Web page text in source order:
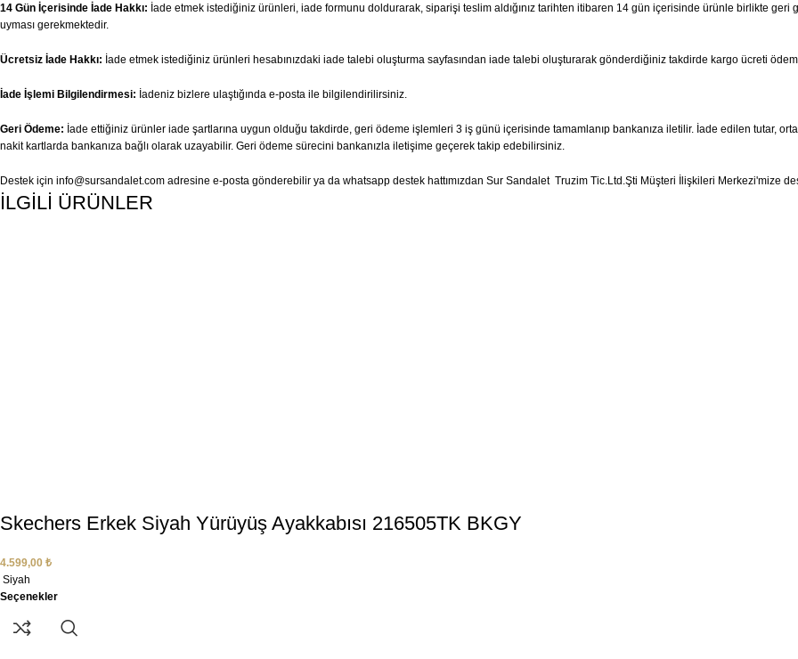
14 Gün İçerisinde İade Hakkı: İade etmek istediğiniz ürünleri, iade formunu doldurarak, siparişi teslim aldığınız tarihten itibaren 14 gün içerisinde ürünle birlikte
uyması gerekmektedir.
Ücretsiz İade Hakkı: İade etmek istediğiniz ürünleri hesabınızdaki iade talebi oluşturma sayfasından iade talebi oluşturarak gönderdiğiniz takdirde kargo ücreti
İade İşlemi Bilgilendirmesi: İadeniz bizlere ulaştığında e-posta ile bilgilendirilirsiniz.
Geri Ödeme: İade ettiğiniz ürünler iade şartlarına uygun olduğu takdirde, geri ödeme işlemleri 3 iş günü içerisinde tamamlanıp bankanıza iletilir. İade edilen tutar,
nakit kartlarda bankanıza bağlı olarak uzayabilir. Geri ödeme sürecini bankanızla iletişime geçerek takip edebilirsiniz.
Destek için info@sursandalet.com adresine e-posta gönderebilir ya da whatsapp destek hattımızdan Sur Sandalet Truzim Tic.Ltd.Şti Müşteri İlişkileri Merkezi'mize
İLGİLİ ÜRÜNLER
Skechers Erkek Siyah Yürüyüş Ayakkabısı 216505TK BKGY
4.599,00 ₺
Siyah
Seçenekler